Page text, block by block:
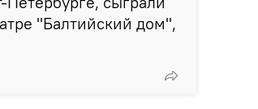
"Балтийский дом",